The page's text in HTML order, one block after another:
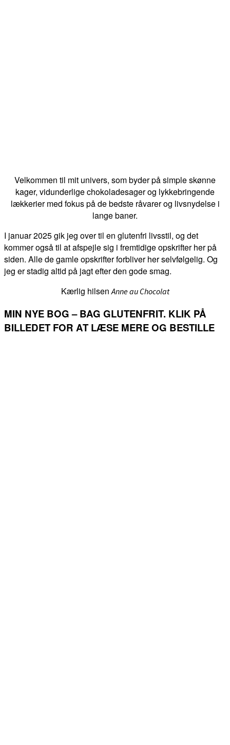
Velkommen til mit univers, som byder på simple skønne
kager, vidunderlige chokoladesager og lykkebringende
lækkerier med fokus på de bedste råvarer og livsnydelse i
lange baner.
I januar 2025 gik jeg over til en glutenfri livsstil, og det
kommer også til at afspejle sig i fremtidige opskrifter her på
siden. Alle de gamle opskrifter forbliver her selvfølgelig. Og
jeg er stadig altid på jagt efter den gode smag.
Kærlig hilsenAnne au Chocolat
MIN NYE BOG – BAG GLUTENFRIT. KLIK PÅ
BILLEDET FOR AT LÆSE MERE OG BESTILLE